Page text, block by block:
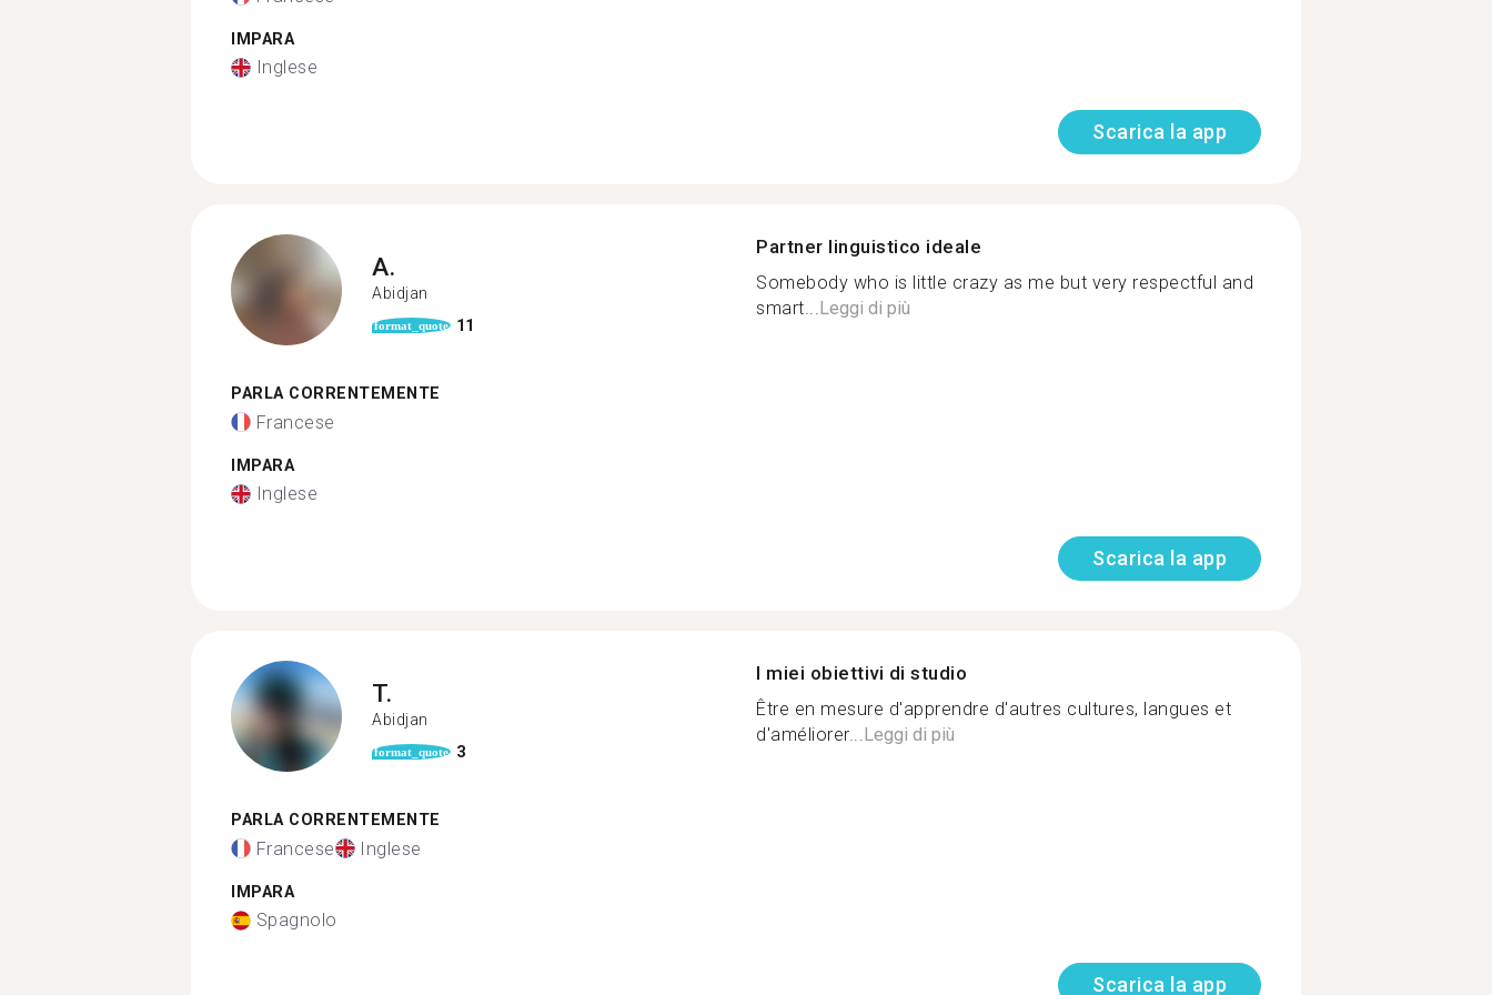
IMPARA
Inglese
Scarica la app
A.
Abidjan
format_quote 11
PARLA CORRENTEMENTE
Francese
IMPARA
Inglese
Partner linguistico ideale
Somebody who is little crazy as me but very respectful and
smart...Leggi di più
Scarica la app
T.
Abidjan
format_quote 3
PARLA CORRENTEMENTE
Francese Inglese
IMPARA
Spagnolo
I miei obiettivi di studio
Être en mesure d'apprendre d'autres cultures, langues et
d'améliorer...Leggi di più
Scarica la app